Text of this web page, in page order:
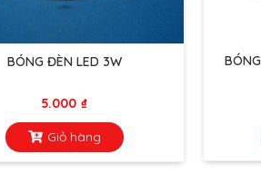
BÓNG ĐÈN LED 3W
5.000 ₫
Giỏ hàng